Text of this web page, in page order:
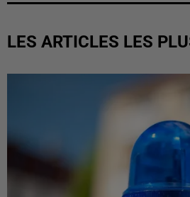
LES ARTICLES LES